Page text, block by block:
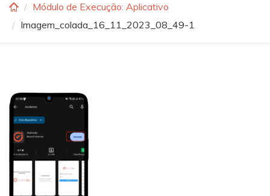
Módulo de Execução: Aplicativo
Imagem_colada_16_11_2023_08_49-1